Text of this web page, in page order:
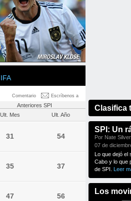
Comentario Escríbenos a
Anteriores SPI
Ult. Mes Ult. Año
31 54
35 37
47 56
Clasifica
SPI: Un
Por Nate Silver
07 de
Lo que dejó el
Cabo y lo que
de SPI. Leer
Los